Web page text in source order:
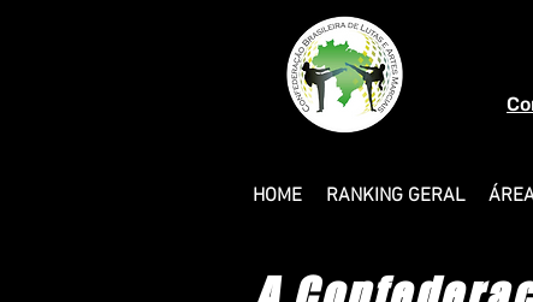
HOME RANKING GERAL